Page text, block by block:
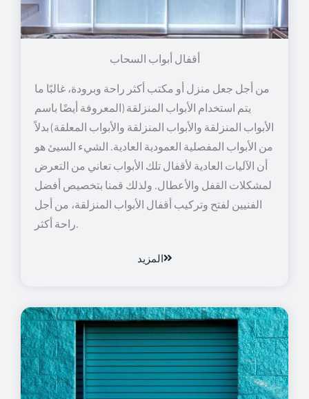
أقفال أبواب السحاب
من أجل جعل منزل أو مكتب أكثر راحة وبرودة، غالبًا ما
يتم استخدام الأبواب المنزلقة (المعروفة أيضًا باسم
الأبواب المنزلقة والأبواب المنزلقة والأبواب المعلقة) بدلاً
من الأبواب المفصلية العمودية العادية. الشيء السيئ هو
أن الآليات العادية لأقفال تلك الأبواب تعاني من التعرض
لمشكلات القفل والأعطال. ولذلك قمنا بتخصيص أفضل
الفنيين لفتح وتركيب أقفال الأبواب المنزلقة، من أجل
راحة أكثر.
المزيد